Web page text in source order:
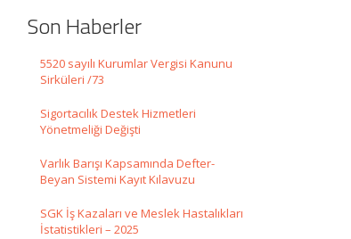
Son Haberler
5520 sayılı Kurumlar Vergisi Kanunu
Sirküleri /73
Sigortacılık Destek Hizmetleri
Yönetmeliği Değişti
Varlık Barışı Kapsamında Defter-
Beyan Sistemi Kayıt Kılavuzu
SGK İş Kazaları ve Meslek Hastalıkları
İstatistikleri – 2025